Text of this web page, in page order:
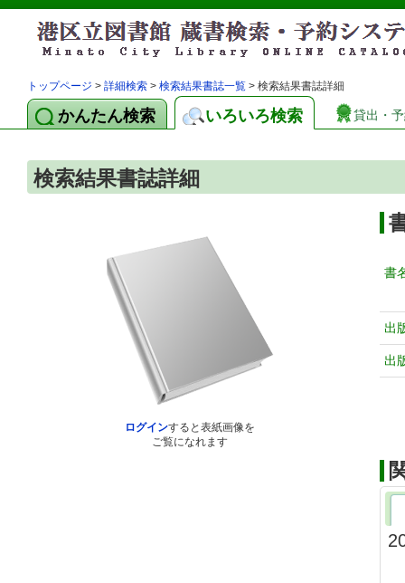
トップページ > 詳細検索 > 検索結果書誌一覧 > 検索結果書誌詳細
かんたん検索 いろいろ検索 貸出・
検索結果書誌詳細
ログインすると表紙画像を
ご覧になれます
書
出
出